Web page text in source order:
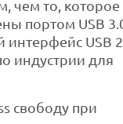
чем то, которое
портом USB
интерфейс USB
индустрии для
свободу при